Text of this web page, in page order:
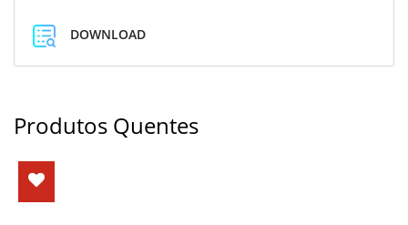
DOWNLOAD
Produtos Quentes